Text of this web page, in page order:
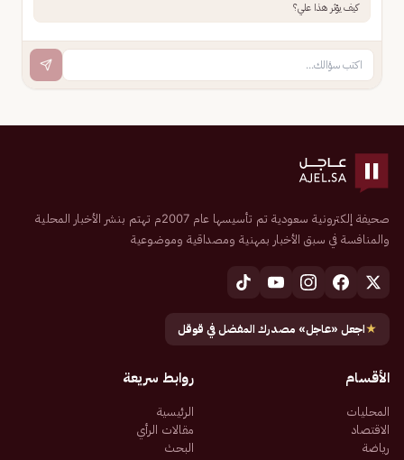
كيف يؤثر هذا علي؟
صحيفة إلكترونية سعودية تم تأسيسها عام 2007م تهتم بنشر الأخبار المحلية
والمنافسة في سبق الأخبار بمهنية ومصداقية وموضوعية
★اجعل «عاجل» مصدرك المفضل في قوقل
الأقسام
المحليات
الاقتصاد
رياضة
روابط سريعة
الرئيسية
مقالات الرأي
البحث